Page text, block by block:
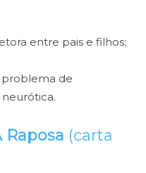
entre pais e filhos;
de
Raposa (carta